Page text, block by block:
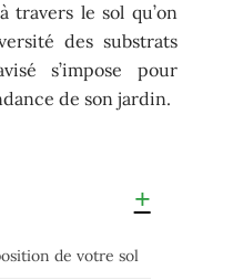
travers le sol qu’on
des substrats
s’impose pour
de son jardin.
de votre sol